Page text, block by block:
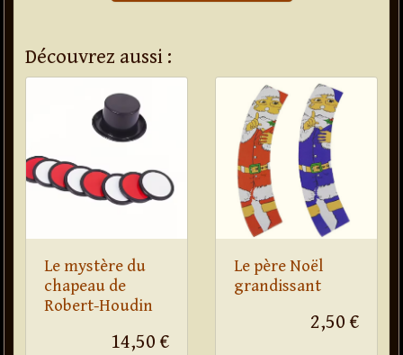
Découvrez aussi :
Le mystère du
chapeau de
Robert-Houdin
14,50 €
Le père Noël
grandissant
2,50 €